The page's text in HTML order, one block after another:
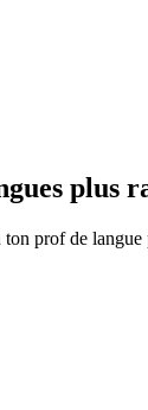
plus
prof de langue